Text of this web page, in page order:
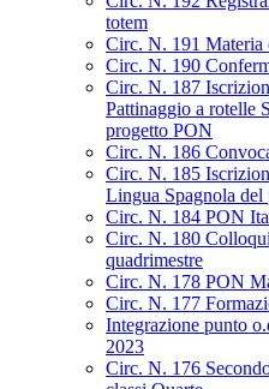
totem
Circ. N. 191
Circ. N. 190
Circ. N. 187
Pattinaggio a rotelle
progetto PON
Circ. N. 186
Circ. N. 185
Lingua Spagnola del
Circ. N. 184 PON
Circ. N. 180
quadrimestre
Circ. N. 178 PON
Circ. N. 177
Integrazione punto
2023
Circ. N. 176